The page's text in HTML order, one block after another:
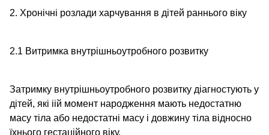
2. Хронічні розлади харчування в дітей раннього віку
2.1 Витримка внутрішньоутробного розвитку
Затримку внутрішньоутробного розвитку діагностують у
дітей, які іій момент народження мають недостатню
масу тіла або недостатні масу і довжину тіла відносно
їхнього гестаційного віку.